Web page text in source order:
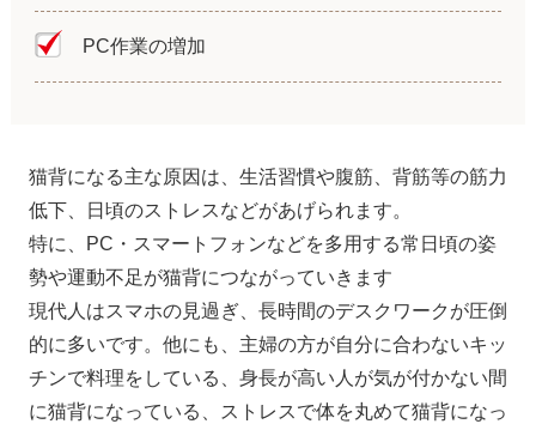
PC作業の増加
猫背になる主な原因は、生活習慣や腹筋、背筋等の筋力
低下、日頃のストレスなどがあげられます。
特に、PC・スマートフォンなどを多用する常日頃の姿
勢や運動不足が猫背につながっていきます
現代人はスマホの見過ぎ、長時間のデスクワークが圧倒
的に多いです。他にも、主婦の方が自分に合わないキッ
チンで料理をしている、身長が高い人が気が付かない間
に猫背になっている、ストレスで体を丸めて猫背になっ